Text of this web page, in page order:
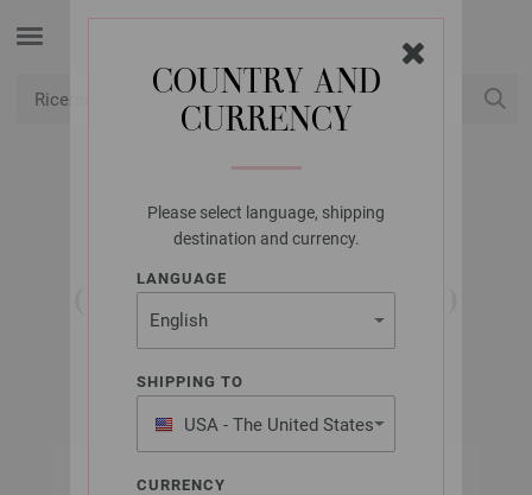
COUNTRY AND
CURRENCY
Please select language, shipping
destination and currency.
LANGUAGE
SHIPPING TO
USA - The United States
of America
CURRENCY
LANA GROSSA
MEILENWEIT 100G
CASHMERE INVERNO